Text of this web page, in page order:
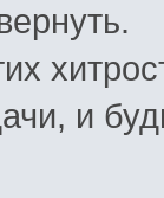
.
, и